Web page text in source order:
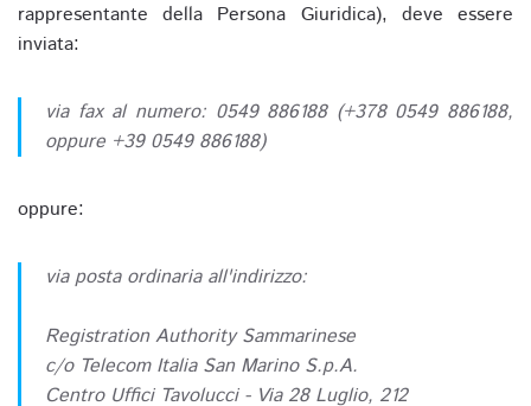
rappresentante della Persona Giuridica), deve essere
inviata:
via fax al numero: 0549 886188 (+378 0549 886188,
oppure +39 0549 886188)
oppure:
via posta ordinaria all'indirizzo:
Registration Authority Sammarinese
c/o Telecom Italia San Marino S.p.A.
Centro Uffici Tavolucci - Via 28 Luglio, 212